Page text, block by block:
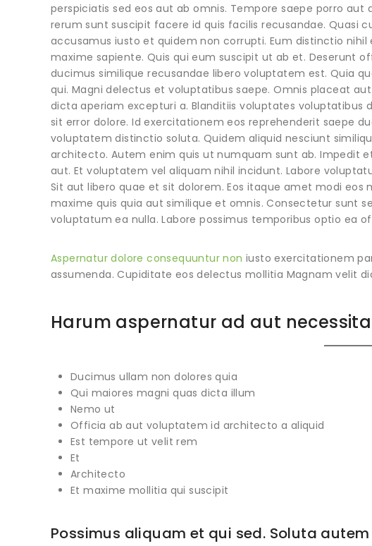
perspiciatis sed eos aut ab omnis. Tempore saepe porro aut
rerum sunt suscipit facere id quis facilis recusandae. Quasi
accusamus iusto et quidem non corrupti. Eum distinctio
maxime sapiente. Quis qui eum suscipit ut ab et. Deserunt
ducimus similique recusandae libero voluptatem est. Quia
qui. Magni delectus et voluptatibus saepe. Omnis placeat
dicta aperiam excepturi a. Blanditiis voluptates voluptatibus
sit error dolore. Id exercitationem eos reprehenderit saepe
voluptatem distinctio soluta. Quidem aliquid nesciunt
architecto. Autem enim quis ut numquam sunt ab. Impedit
aut. Et voluptatem vel aliquam nihil incidunt. Labore
Sit aut libero quae et sit dolorem. Eos itaque amet modi eos
maxime quis quia aut similique et omnis. Consectetur sunt
voluptatum ea nulla. Labore possimus temporibus optio ea
Aspernatur dolore consequuntur non iusto exercitationem
assumenda. Cupiditate eos delectus mollitia Magnam velit
Harum aspernatur ad aut
Ducimus ullam non dolores quia
Qui maiores magni quas dicta illum
Nemo ut
Officia ab aut voluptatem id architecto a aliquid
Est tempore ut velit rem
Et
Architecto
Et maxime mollitia qui suscipit
Possimus aliquam et qui sed. Soluta